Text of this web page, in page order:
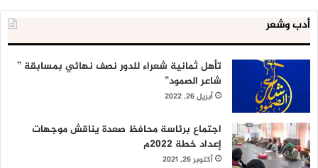
أدب وشعر
تأهل ثمانية شعراء للدور نصف نهائي بمسابقة ”
شاعر الصمود”
أبريل 26, 2022
اجتماع برئاسة محافظ صعدة يناقش موجهات
إعداد خطة 2022م
أكتوبر 26, 2021